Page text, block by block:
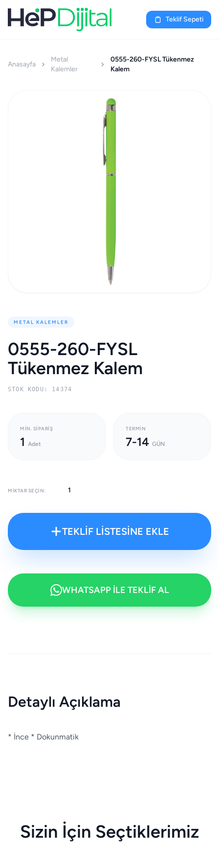
Teklif Sepeti
Anasayfa
Metal
Kalemler
0555-260-FYSL Tükenmez
Kalem
METAL KALEMLER
0555-260-FYSL
Tükenmez Kalem
STOK KODU: 14374
MIN. SIPARIŞ
1 Adet
TERMIN
7-14 GÜN
MIKTAR SEÇIN:
TEKLİF LİSTESİNE EKLE
WHATSAPP İLE TEKLİF AL
Detaylı Açıklama
* İnce * Dokunmatik
Sizin İçin Seçtiklerimiz